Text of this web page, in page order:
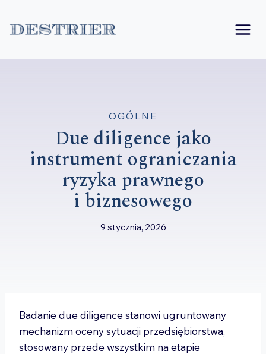
do
OGÓLNE
Due diligence jako
instrument ograniczania
ryzyka prawnego
i biznesowego
9 stycznia, 2026
Badanie due diligence stanowi ugruntowany
mechanizm oceny sytuacji przedsiębiorstwa,
stosowany przede wszystkim na etapie